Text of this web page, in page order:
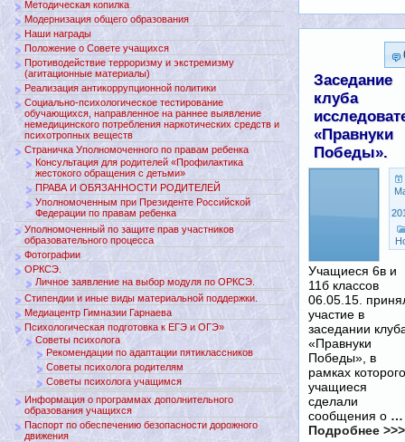
Заседание
клуба
«Правнуки
Победы».
Учащиеся 6в и
11б классов
06.05.15.
участие в
заседании
«Правнуки
Победы», в
рамках которого
учащиеся
сделали
сообщения о …
Подробнее >>>
Методическая копилка
Модернизация общего образования
Наши награды
Положение о Совете учащихся
Противодействие терроризму и экстремизму
(агитационные материалы)
Реализация антикоррупционной политики
Социально-психологическое тестирование
обучающихся, направленное на раннее выявление
немедицинского потребления наркотических средств и
психотропных веществ
Страничка Уполномоченного по правам ребенка
Консультация для родителей «Профилактика
жестокого обращения с детьми»
ПРАВА И ОБЯЗАННОСТИ РОДИТЕЛЕЙ
Уполномоченным при Президенте Российской
Федерации по правам ребенка
Уполномоченный по защите прав участников
образовательного процесса
Фотографии
ОРКСЭ.
Личное заявление на выбор модуля по ОРКСЭ.
Стипендии и иные виды материальной поддержки.
Медиацентр Гимназии Гарнаева
Психологическая подготовка к ЕГЭ и ОГЭ»
Советы психолога
Рекомендации по адаптации пятиклассников
Советы психолога родителям
Советы психолога учащимся
Информация о программах дополнительного
образования учащихся
Паспорт по обеспечению безопасности дорожного
движения